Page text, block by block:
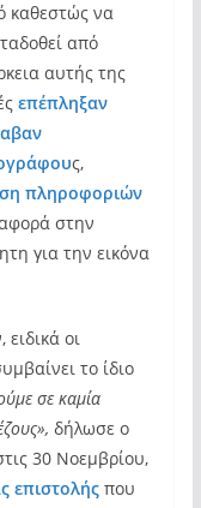
καθεστώς να
από
αυτής της
επέπληξαν
ς,
πληροφοριών
στην
για την εικόνα
οι
το ίδιο
σε καμία
δήλωσε ο
30 Νοεμβρίου,
επιστολήςπου